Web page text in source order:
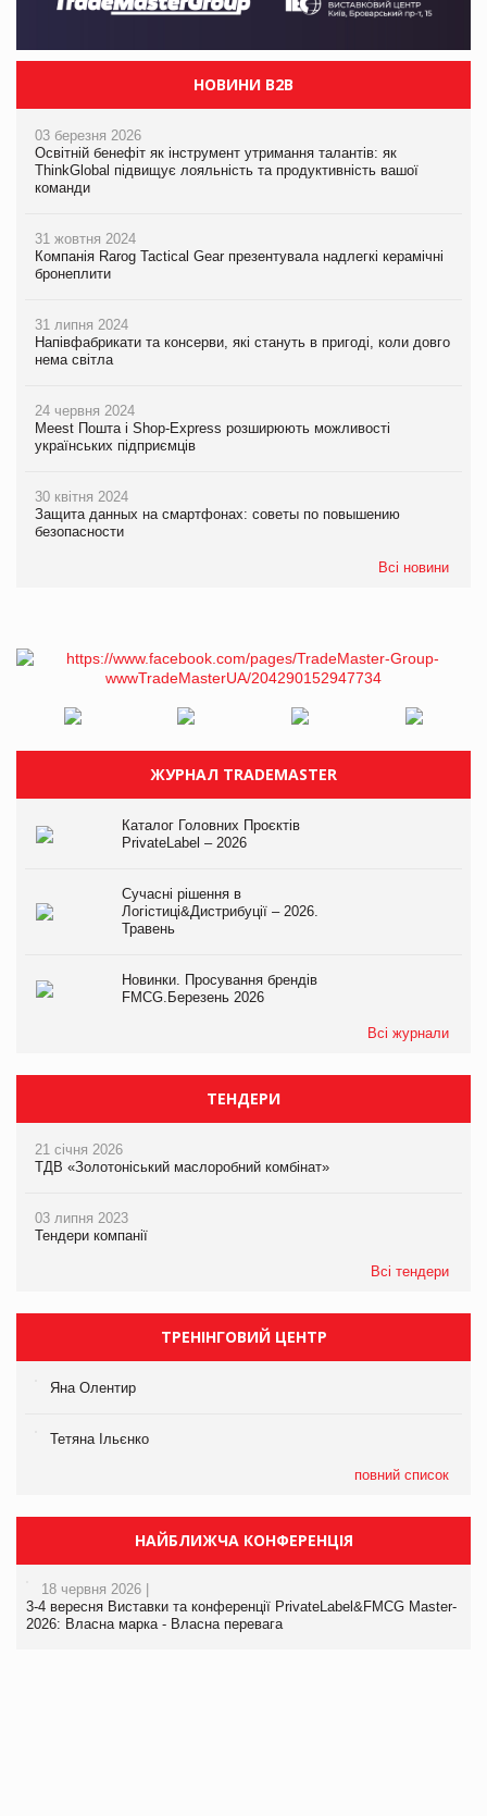
НОВИНИ B2B
03 березня 2026
Освітній бенефіт як інструмент утримання талантів: як
ThinkGlobal підвищує лояльність та продуктивність вашої
команди
31 жовтня 2024
Компанія Rarog Tactical Gear презентувала надлегкі керамічні
бронеплити
31 липня 2024
Напівфабрикати та консерви, які стануть в пригоді, коли довго
нема світла
24 червня 2024
Meest Пошта і Shop-Express розширюють можливості
українських підприємців
30 квітня 2024
Защита данных на смартфонах: советы по повышению
безопасности
Всі новини
ЖУРНАЛ TRADEMASTER
Каталог Головних Проєктів
PrivateLabel – 2026
Сучасні рішення в
Логістиці&Дистрибуції – 2026.
Травень
Новинки. Просування брендів
FMCG.Березень 2026
Всі журнали
ТЕНДЕРИ
21 січня 2026
ТДВ «Золотоніський маслоробний комбінат»
03 липня 2023
Тендери компанії
Всі тендери
ТРЕНІНГОВИЙ ЦЕНТР
Яна Олентир
Тетяна Ільєнко
повний список
НАЙБЛИЖЧА КОНФЕРЕНЦІЯ
18 червня 2026 |
3-4 вересня Виставки та конференції PrivateLabel&FMCG Master-
2026: Власна марка - Власна перевага